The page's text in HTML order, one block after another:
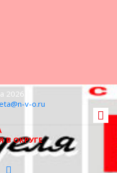
2026
v-o.ru
В ОКРУГЕ